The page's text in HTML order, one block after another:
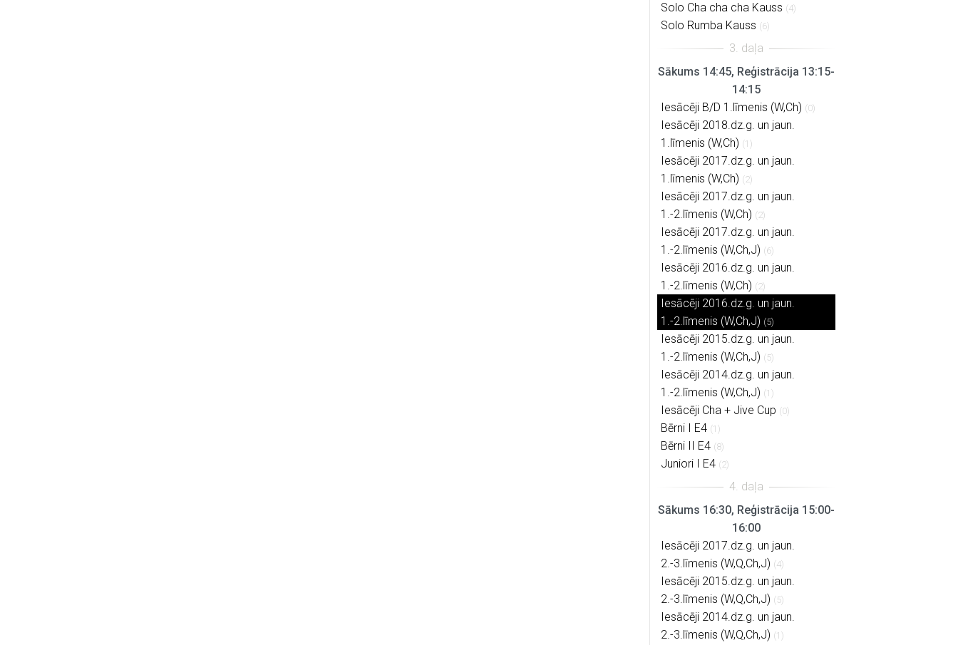
Solo Cha cha cha Kauss (4)
Solo Rumba Kauss (6)
Sākums 14:45, Reģistrācija 13:15-
14:15
Iesācēji B/D 1.līmenis (W,Ch) (0)
Iesācēji 2018.dz.g. un jaun.
1.līmenis (W,Ch) (1)
Iesācēji 2017.dz.g. un jaun.
1.līmenis (W,Ch) (2)
Iesācēji 2017.dz.g. un jaun.
1.-2.līmenis (W,Ch) (2)
Iesācēji 2017.dz.g. un jaun.
1.-2.līmenis (W,Ch,J) (6)
Iesācēji 2016.dz.g. un jaun.
1.-2.līmenis (W,Ch) (2)
Iesācēji 2016.dz.g. un jaun.
1.-2.līmenis (W,Ch,J) (5)
Iesācēji 2015.dz.g. un jaun.
1.-2.līmenis (W,Ch,J) (5)
Iesācēji 2014.dz.g. un jaun.
1.-2.līmenis (W,Ch,J) (1)
Iesācēji Cha + Jive Cup (0)
Bērni I E4 (1)
Bērni II E4 (8)
Juniori I E4 (2)
Sākums 16:30, Reģistrācija 15:00-
16:00
Iesācēji 2017.dz.g. un jaun.
2.-3.līmenis (W,Q,Ch,J) (4)
Iesācēji 2015.dz.g. un jaun.
2.-3.līmenis (W,Q,Ch,J) (5)
Iesācēji 2014.dz.g. un jaun.
2.-3.līmenis (W,Q,Ch,J) (1)